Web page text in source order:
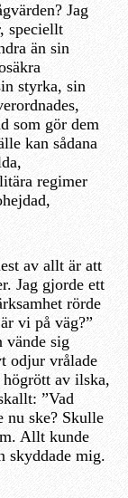
Jag
speciellt
än sin
styrka, sin
som gör dem
kan sådana
regimer
av allt är att
Jag gjorde ett
rörde
vi på väg?”
vände sig
odjur vrålade
av ilska,
”Vad
nu ske? Skulle
Allt kunde
skyddade mig.